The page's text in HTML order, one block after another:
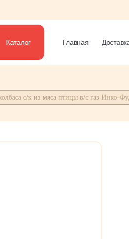
Каталог
Главная
с/к из мяса птицы в/с газ Инко-